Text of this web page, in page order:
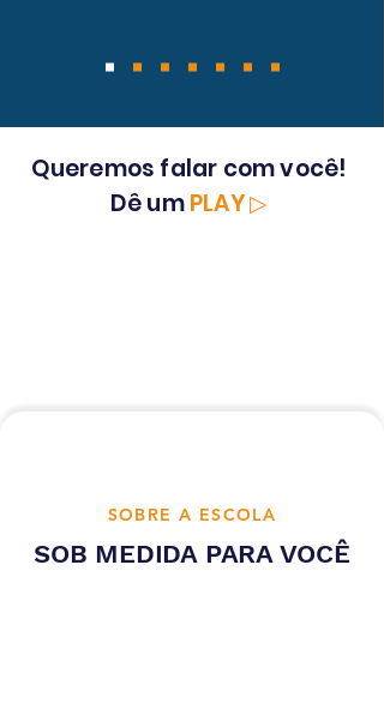
Queremos falar com você!
Dê umPLAY ▷
SOBRE A ESCOLA
SOB MEDIDA PARA VOCÊ